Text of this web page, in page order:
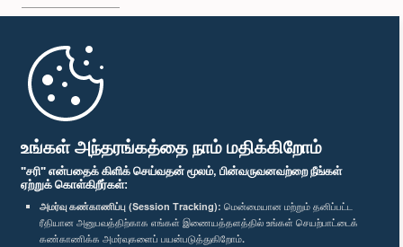
உங்கள் அந்தரங்கத்தை நாம் மதிக்கிறோம்
"சரி" என்பதைக் கிளிக் செய்வதன் மூலம், பின்வருவனவற்றை நீங்கள்
ஏற்றுக் கொள்கிறீர்கள்:
அமர்வு கண்காணிப்பு (Session Tracking): மென்மையான மற்றும் தனிப்பட்ட
ரீதியான அனுபவத்திற்காக எங்கள் இணையத்தளத்தில் உங்கள் செயற்பாட்டைக்
கண்காணிக்க அமர்வுகளைப் பயன்படுத்துகிறோம்.
முதற்பக்கம்
பாராளுமன்ற கையடக்க செயலி
எம்மை பின்தொடர்க :